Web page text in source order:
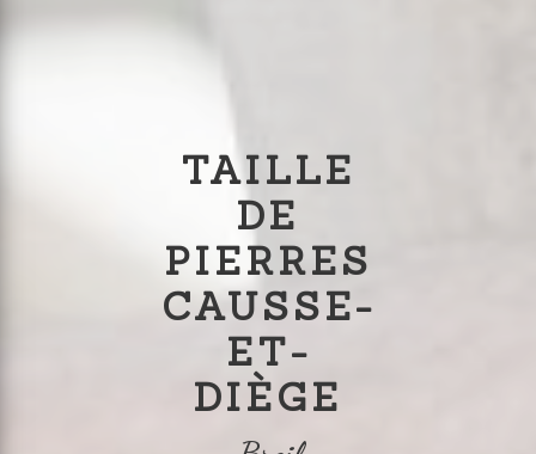
TAILLE
DE
PIERRES
CAUSSE-
ET-
DIÈGE